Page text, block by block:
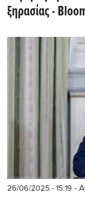
ξηρασίας -
26/06/2025 - 15:19 -